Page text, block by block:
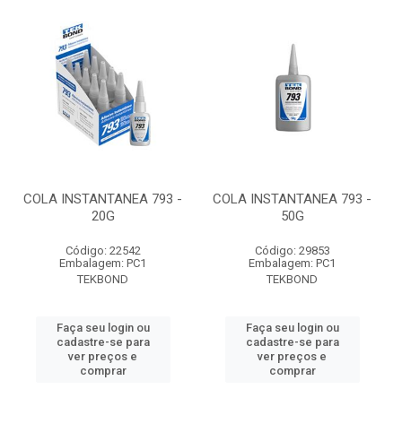
COLA INSTANTANEA 793 -
20G
Código: 22542
Embalagem: PC1
TEKBOND
Faça seu login ou
cadastre-se para
ver preços e
comprar
COLA INSTANTANEA 793 -
50G
Código: 29853
Embalagem: PC1
TEKBOND
Faça seu login ou
cadastre-se para
ver preços e
comprar